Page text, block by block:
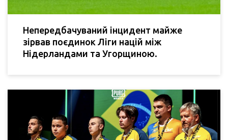
Непередбачуваний інцидент майже
зірвав поєдинок Ліги націй між
Нідерландами та Угорщиною.